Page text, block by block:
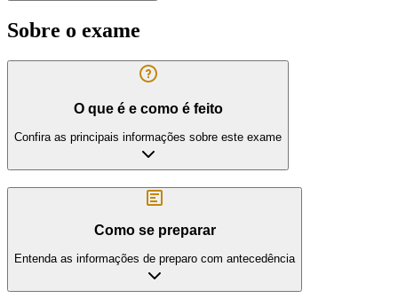
Sobre o exame
O que é e como é feito
Confira as principais informações sobre este exame
Como se preparar
Entenda as informações de preparo com antecedência